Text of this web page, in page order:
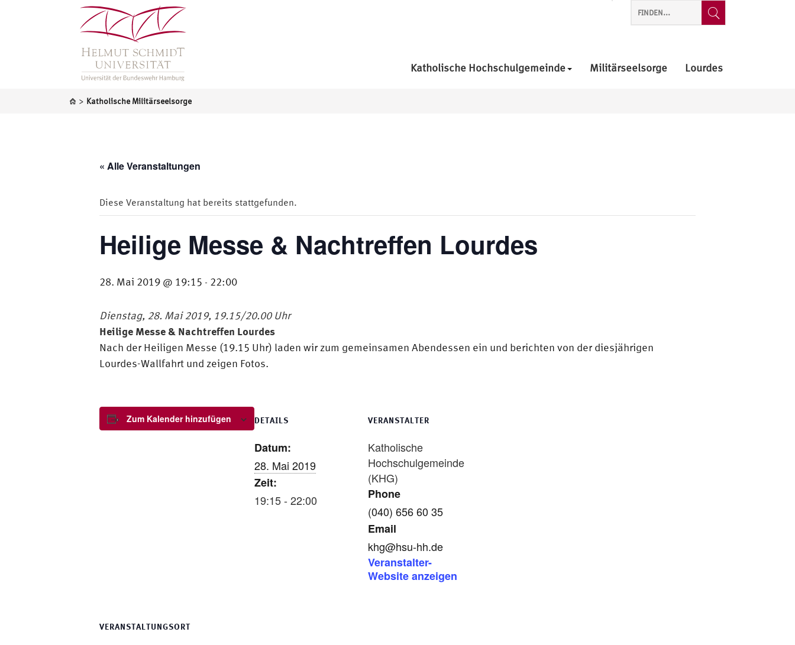
Katholische Hochschulgemeinde Militärseelsorge Lourdes
> Katholische Militärseelsorge
« Alle Veranstaltungen
Diese Veranstaltung hat bereits stattgefunden.
Heilige Messe & Nachtreffen Lourdes
28. Mai 2019 @ 19:15 - 22:00
Dienstag, 28. Mai 2019, 19.15/20.00 Uhr
Heilige Messe & Nachtreffen Lourdes
Nach der Heiligen Messe (19.15 Uhr) laden wir zum gemeinsamen Abendessen ein und berichten von der diesjährigen
Lourdes-Wallfahrt und zeigen Fotos.
Zum Kalender hinzufügen DETAILS
Datum:
28. Mai 2019
Zeit:
19:15 - 22:00
VERANSTALTER
Katholische
Hochschulgemeinde
(KHG)
Phone
(040) 656 60 35
Email
khg@hsu-hh.de
Veranstalter-
Website anzeigen
VERANSTALTUNGSORT